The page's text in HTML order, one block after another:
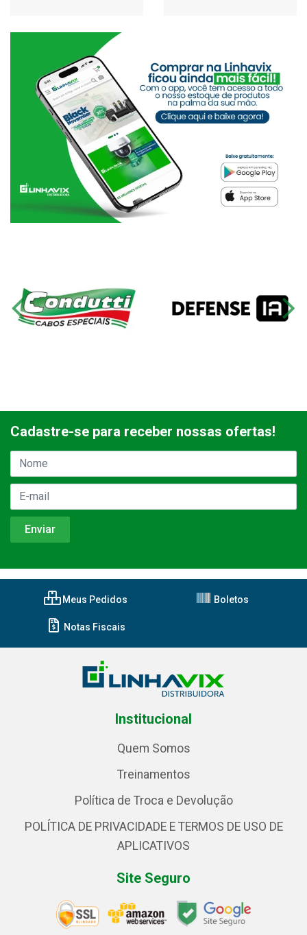
Cadastre-se para receber nossas ofertas!
Meus Pedidos Boletos
Notas Fiscais
Institucional
Quem Somos
Treinamentos
Política de Troca e Devolução
POLÍTICA DE PRIVACIDADE E TERMOS DE USO DE
APLICATIVOS
Site Seguro